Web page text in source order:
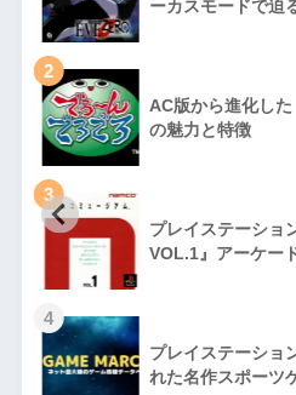
ーカスモードで迫
2
AC版から進化し
の魅力と特徴
3
プレイステーショ
VOL.1』アーケー
4
プレイステーショ
れた名作スポーツ